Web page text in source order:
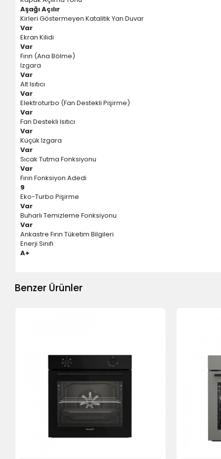
Aşağı Açılır
Kirleri Göstermeyen Katalitik Yan Duvar
Var
Ekran Kilidi
Var
Fırın (Ana Bölme)
Izgara
Var
Alt Isıtıcı
Var
Elektroturbo (Fan Destekli Pişirme)
Var
Fan Destekli Isıtıcı
Var
Küçük Izgara
Var
Sıcak Tutma Fonksiyonu
Var
Fırın Fonksiyon Adedi
9
Eko-Turbo Pişirme
Var
Buharlı Temizleme Fonksiyonu
Var
Ankastre Fırın Tüketim Bilgileri
Enerji Sınıfı
A+
Benzer Ürünler